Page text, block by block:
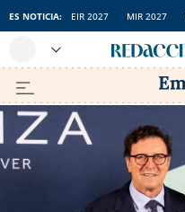
ES NOTICIA: EIR 2027 MIR 2027